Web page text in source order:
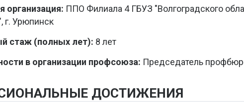
организация: ППО Филиала 4 ГБУЗ "Волгоградского
г. Урюпинск
стаж (полных лет): 8 лет
в организации профсоюза: Председатель
ДОСТИЖЕНИЯ